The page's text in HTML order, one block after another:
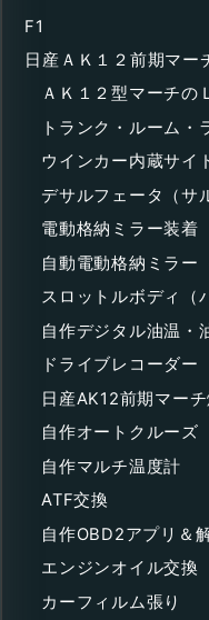
F1
日産ＡＫ１２前期マー
ＡＫ１２型マーチの
トランク・ルーム・
ウインカー内蔵サイ
デサルフェータ（サ
電動格納ミラー装着
自動電動格納ミラー
スロットルボディ（
自作デジタル油温・
ドライブレコーダー
日産AK12前期マー
自作オートクルーズ
自作マルチ温度計
ATF交換
自作OBD2アプリ＆
エンジンオイル交換
カーフィルム張り